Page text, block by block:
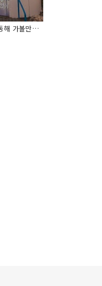
동해 뚜벅이 하루 여행코스 Best 8✨강원도 동해 가볼만한곳